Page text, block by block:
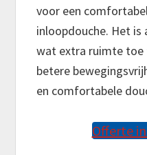
voor een
inloopdouche. Het
wat extra ruimte toe
betere
en comfortabele
Offerte